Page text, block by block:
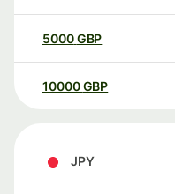
5000GBP
10000 GBP
JPY